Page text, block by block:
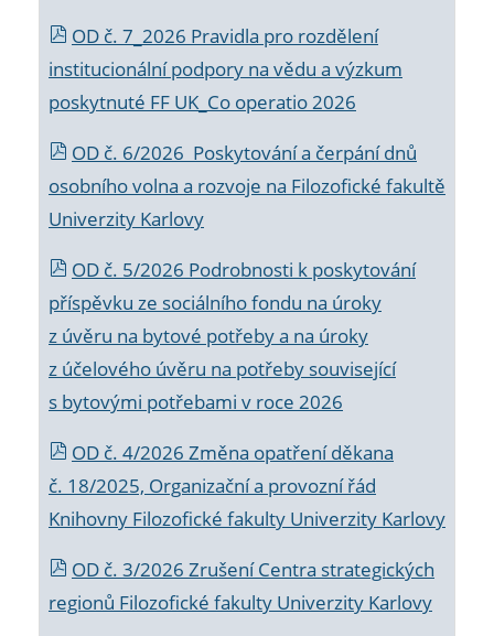
OD č. 7_2026 Pravidla pro rozdělení
institucionální podpory na vědu a výzkum
poskytnuté FF UK_Co operatio 2026
OD č. 6/2026 Poskytování a čerpání dnů
osobního volna a rozvoje na Filozofické fakultě
Univerzity Karlovy
OD č. 5/2026 Podrobnosti k poskytování
příspěvku ze sociálního fondu na úroky
z úvěru na bytové potřeby a na úroky
z účelového úvěru na potřeby související
s bytovými potřebami v roce 2026
OD č. 4/2026 Změna opatření děkana
č. 18/2025, Organizační a provozní řád
Knihovny Filozofické fakulty Univerzity Karlovy
OD č. 3/2026 Zrušení Centra strategických
regionů Filozofické fakulty Univerzity Karlovy